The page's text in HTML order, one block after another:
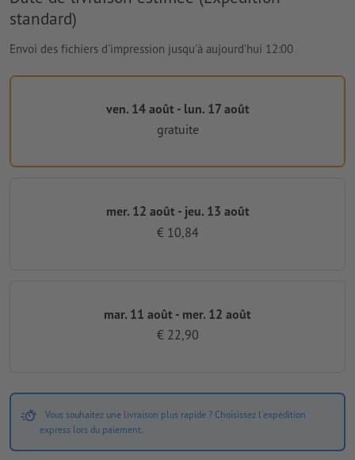
standard)
Envoi des fichiers d'impression jusqu'à aujourd’hui 12:00
ven. 14 août - lun. 17 août
gratuite
mer. 12 août - jeu. 13 août
€ 10,84
mar. 11 août - mer. 12 août
€ 22,90
Vous souhaitez une livraison plus rapide ? Choisissez l'expédition
express lors du paiement.